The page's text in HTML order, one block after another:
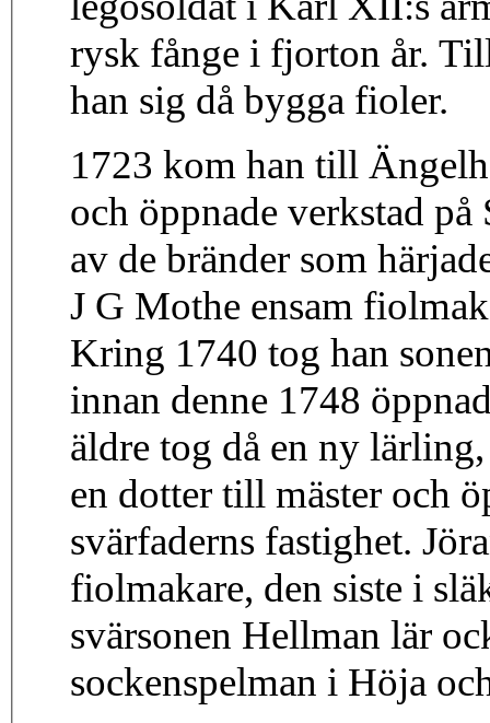
rysk fånge i fjorton år.
han sig då bygga fioler.
1723 kom han till
och öppnade verkstad på
av de bränder som
J G Mothe ensam
Kring 1740 tog han
innan denne 1748
äldre tog då en ny
en dotter till mäster och
svärfaderns fastighet.
fiolmakare, den siste i
svärsonen Hellman lär
sockenspelman i Höja